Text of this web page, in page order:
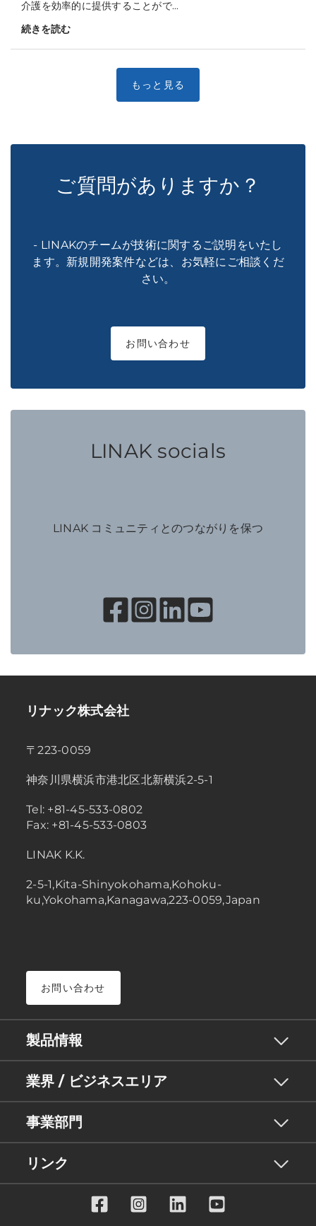
介護を効率的に提供することがで...
続きを読む
ご質問がありますか？
- LINAKのチームが技術に関するご説明をいたし
ます。新規開発案件などは、お気軽にご相談くだ
さい。
お問い合わせ
LINAK socials
LINAK コミュニティとのつながりを保つ
リナック株式会社
〒223-0059
神奈川県横浜市港北区北新横浜2-5-1
Tel: +81-45-533-0802
Fax: +81-45-533-0803
LINAK K.K.
2-5-1,Kita-Shinyokohama,Kohoku-
ku,Yokohama,Kanagawa,223-0059,Japan
お問い合わせ
製品情報
業界 / ビジネスエリア
事業部門
リンク